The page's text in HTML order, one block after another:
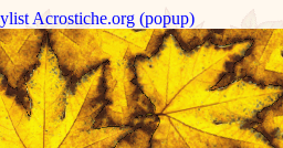
Acrostiche.org (popup)